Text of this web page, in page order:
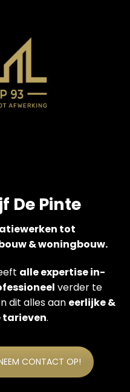
De Pinte
tot
& woningbouw.
alle expertise in-
verder te
dit alles aan eerlijke &
.
CONTACT OP!